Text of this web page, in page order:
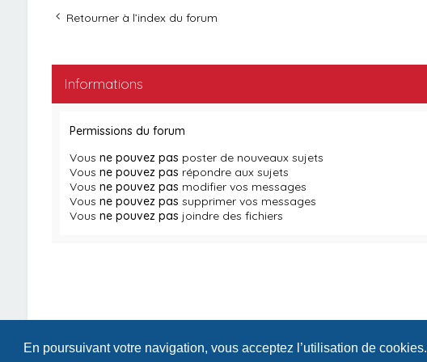
En poursuivant votre navigation, vous acceptez l’utilisation de cookies.
Retourner à l’index du forum
Informations
Permissions du forum
Vous ne pouvez pas poster de nouveaux sujets
Vous ne pouvez pas répondre aux sujets
Vous ne pouvez pas modifier vos messages
Vous ne pouvez pas supprimer vos messages
Vous ne pouvez pas joindre des fichiers
Index du forum